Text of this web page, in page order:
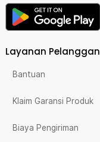
Layanan Pelanggan
Bantuan
Klaim Garansi Produk
Biaya Pengiriman